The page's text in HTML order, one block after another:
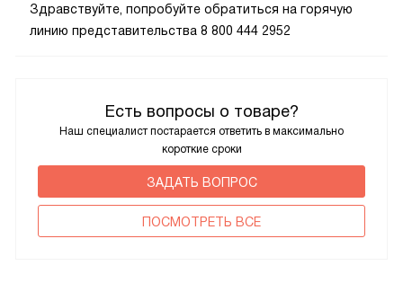
Есть вопросы о товаре?
Наш специалист постарается ответить в максимально
короткие сроки
ЗАДАТЬ ВОПРОС
ПОCМОТРЕТЬ ВСЕ
Здравствуйте, попробуйте обратиться на горячую
линию представительства 8 800 444 2952